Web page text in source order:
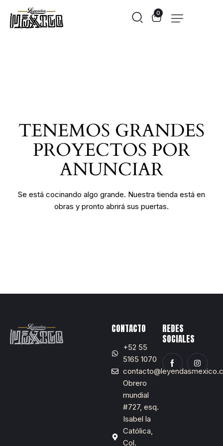
0
TENEMOS GRANDES
PROYECTOS POR
ANUNCIAR
Se está cocinando algo grande. Nuestra tienda está en
obras y pronto abrirá sus puertas.
CONTACTO
+52 55
5165 1070
Obrero
mundial
#727, esq.
Isabel la
Católica,
Col.
REDES
SOCIALES